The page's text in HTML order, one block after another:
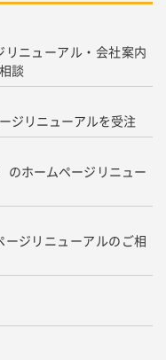
ニューアル・会社案内
談
ジリニューアルを受注
のホームページリニュー
ジリニューアルのご相